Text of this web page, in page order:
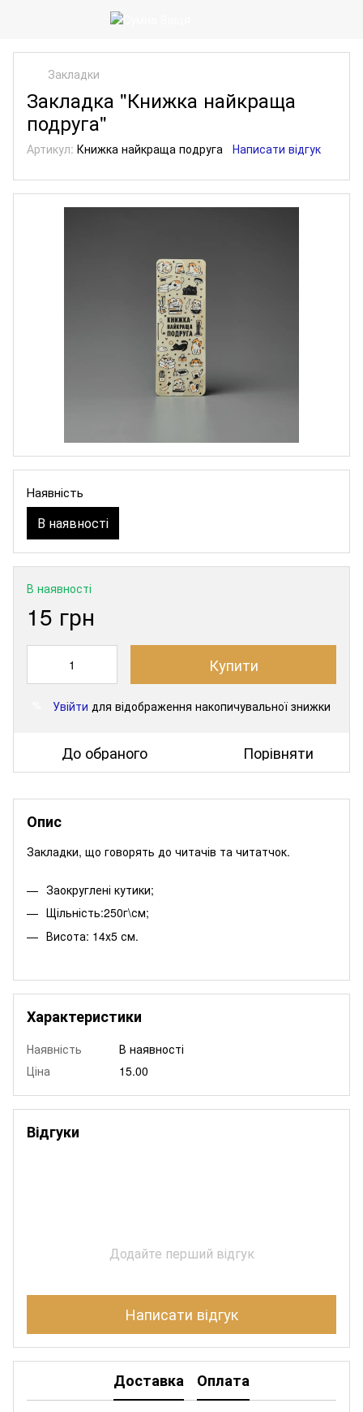
Закладки
Закладка "Книжка найкраща
подруга"
Артикул: Книжка найкраща подруга Написати відгук
Наявність
В наявності
В наявності
15 грн
Купити
Увійти для відображення накопичувальної знижки
До обраного Порівняти
Опис
Закладки, що говорять до читачів та читатчок.
Заокруглені кутики;
Щільність:250г\см;
Висота: 14х5 см.
Характеристики
Наявність
В наявності
Ціна
15.00
Відгуки
Додайте перший відгук
Написати відгук
Доставка Оплата